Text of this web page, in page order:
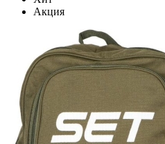
Акция